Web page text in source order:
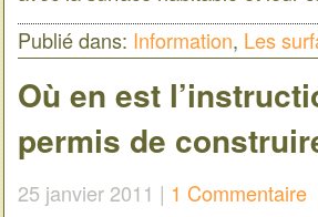
Publié dans: Information, Les
Où en est
permis de
25 janvier 2011 | 1 Commentaire